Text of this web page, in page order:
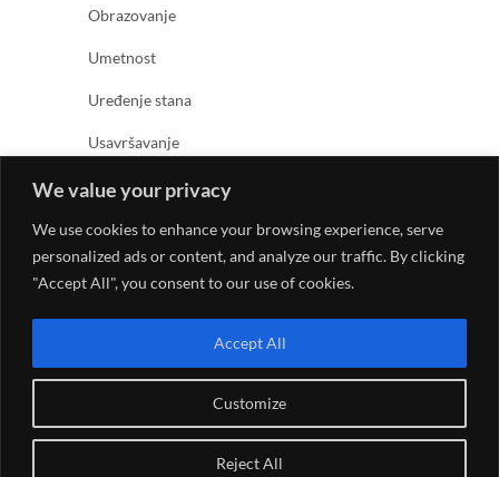
We value your privacy
We use cookies to enhance your browsing experience, serve
personalized ads or content, and analyze our traffic. By clicking
"Accept All", you consent to our use of cookies.
Customize
Reject All
Accept All
Obrazovanje
Umetnost
Uređenje stana
Usavršavanje
Zabava
Zanimljivosti
Kreativno umetnički magazin